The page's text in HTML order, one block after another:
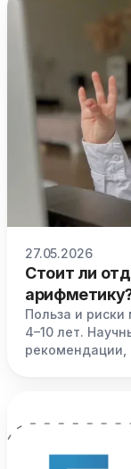
27.05.2026
Стоит ли
Польза и
4–10 лет.
рекомендации,